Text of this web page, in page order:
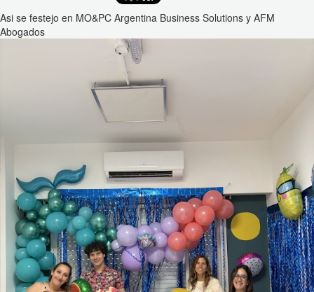
Asi se festejo en MO&PC Argentina Business Solutions y AFM
Abogados